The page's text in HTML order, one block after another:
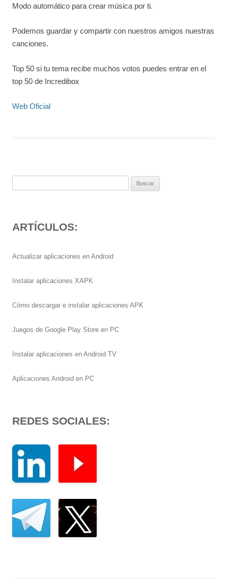
Modo automático para crear música por ti.
Podemos guardar y compartir con nuestros amigos nuestras
canciones.
Top 50 si tu tema recibe muchos votos puedes entrar en el
top 50 de Incredibox
Web Oficial
ARTÍCULOS:
Actualizar aplicaciones en Android
Instalar aplicaciones XAPK
Cómo descargar e instalar aplicaciones APK
Juegos de Google Play Store en PC
Instalar aplicaciones en Android TV
Aplicaciones Android en PC
REDES SOCIALES: